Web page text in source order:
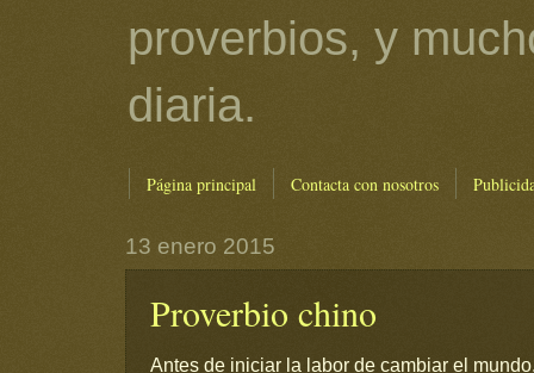
proverbios, y
diaria.
Página principal Contacta con nosotros
13 enero 2015
Proverbio chino
Antes de iniciar la labor de cambiar el